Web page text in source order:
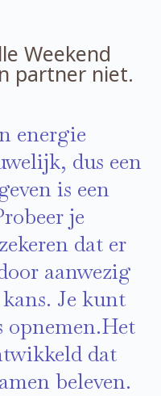
Weekend
partner niet.
energie
dus een
is een
je
dat er
aanwezig
Je kunt
opnemen.Het
dat
beleven.